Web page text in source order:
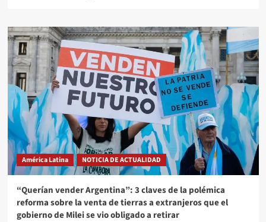
América Latina NOTICIA DE ACTUALIDAD
“Querían vender Argentina”: 3 claves de la polémica
reforma sobre la venta de tierras a extranjeros que el
gobierno de Milei se vio obligado a retirar